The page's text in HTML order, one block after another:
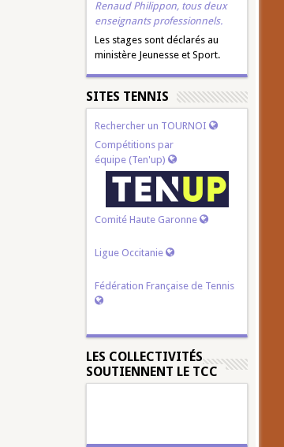
Renaud Philippon, tous deux
enseignants professionnels.
Les stages sont déclarés au
ministère Jeunesse et Sport.
SITES TENNIS
Rechercher un TOURNOI
Compétitions par
équipe (Ten'up)
Comité Haute Garonne
Ligue Occitanie
Fédération Française de Tennis
LES COLLECTIVITÉS
SOUTIENNENT LE TCC